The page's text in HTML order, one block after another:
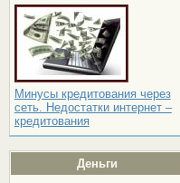
Минусы кредитования через
сеть. Недостатки интернет –
кредитования
Деньги